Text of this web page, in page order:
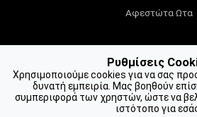
Ρυθμίσεις
Χρησιμοποιούμε cookies για να σας
δυνατή εμπειρία. Μας βοηθούν
συμπεριφορά των χρηστών, ώστε να
ιστότοπο για
Αφεστώτα Ωτα
Σώμα
Λιποαναρρόφηση /